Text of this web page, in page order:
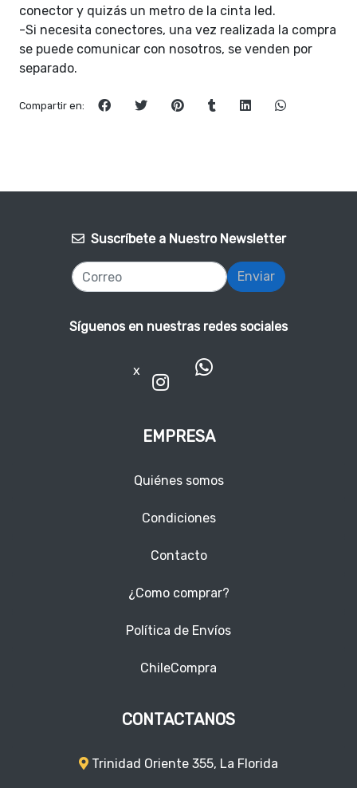
conector y quizás un metro de la cinta led.
-Si necesita conectores, una vez realizada la compra
se puede comunicar con nosotros, se venden por
separado.
Compartir en:
Suscríbete a Nuestro Newsletter
Enviar
Síguenos en nuestras redes sociales
x
EMPRESA
Quiénes somos
Condiciones
Contacto
¿Como comprar?
Política de Envíos
ChileCompra
CONTACTANOS
Trinidad Oriente 355, La Florida